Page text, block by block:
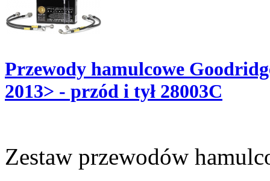
Przewody hamulcowe
2013> - przód i tył 28003C
Zestaw przewodów